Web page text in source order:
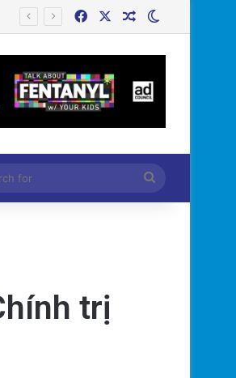
FacebookRandom Article
for
trị